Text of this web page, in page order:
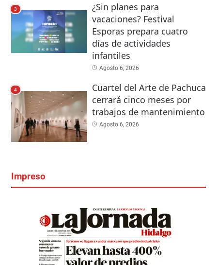
3
¿Sin planes para
vacaciones? Festival
Esporas prepara cuatro
días de actividades
infantiles
Agosto 6, 2026
4
Cuartel del Arte de Pachuca
cerrará cinco meses por
trabajos de mantenimiento
Agosto 6, 2026
Impreso